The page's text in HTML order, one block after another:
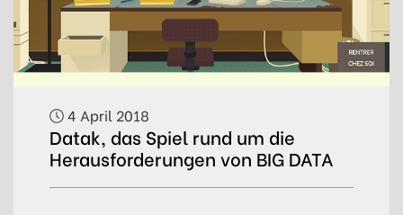
4 April 2018
Datak, das Spiel rund um die
Herausforderungen von BIG DATA